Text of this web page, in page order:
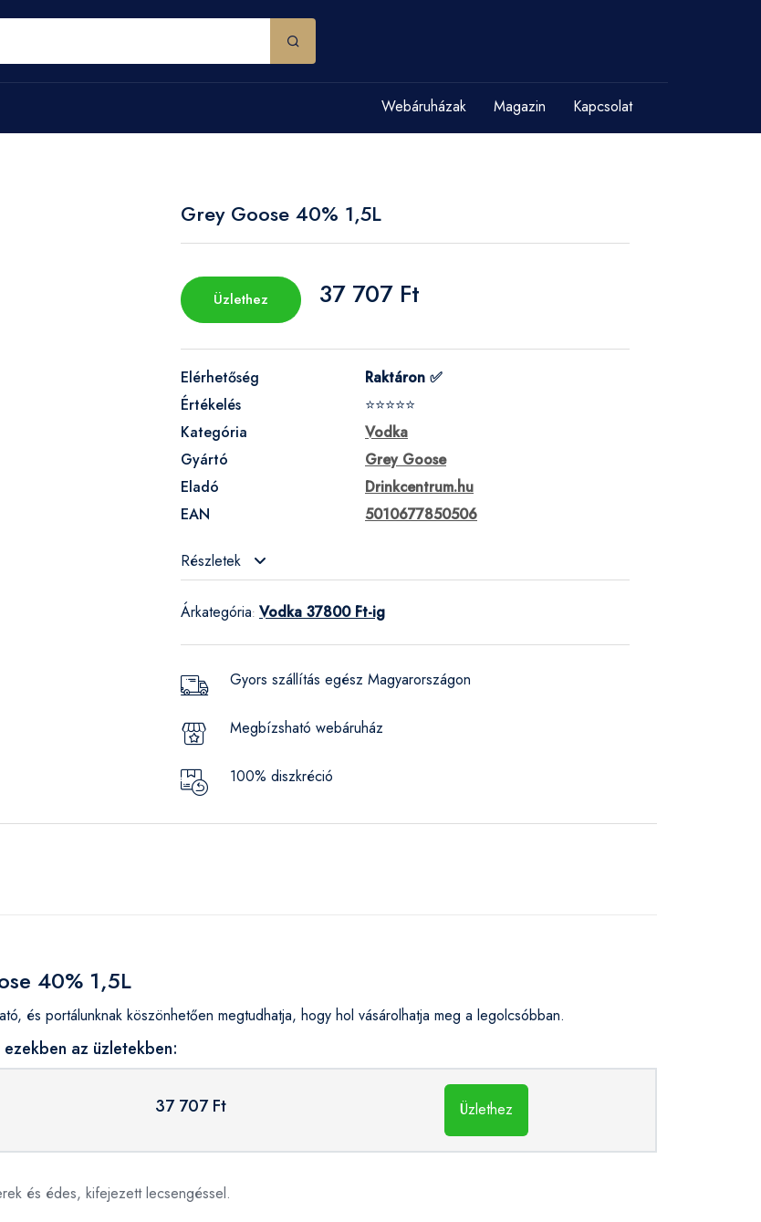
Webáruházak Magazin Kapcsolat
Grey Goose 40% 1,5L
Üzlethez 37 707 Ft
Elérhetőség
Raktáron ✅
Értékelés
⭐⭐⭐⭐⭐
Kategória
Vodka
Gyártó
Grey Goose
Eladó
Drinkcentrum.hu
EAN
5010677850506
Részletek
Árkategória: Vodka 37800 Ft-ig
Gyors szállítás egész Magyarországon
Megbízsható webáruház
100% diszkréció
40% 1,5L
és portálunknak köszönhetően megtudhatja, hogy hol vásárolhatja meg a legolcsóbban.
az üzletekben:
37 707 Ft Üzlethez
és édes, kifejezett lecsengéssel.